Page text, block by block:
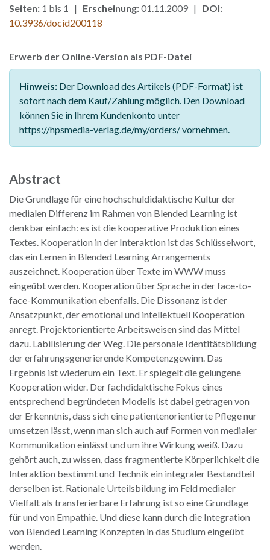
Seiten: 1 bis 1 | Erscheinung:01.11.2009 | DOI:
10.3936/docid200118
Erwerb der Online-Version als PDF-Datei
Hinweis: Der Download des Artikels (PDF-Format) ist
sofort nach dem Kauf/Zahlung möglich. Den Download
können Sie in Ihrem Kundenkonto unter
https://hpsmedia-verlag.de/my/orders/ vornehmen.
Abstract
Die Grundlage für eine hochschuldidaktische Kultur der
medialen Differenz im Rahmen von Blended Learning ist
denkbar einfach: es ist die kooperative Produktion eines
Textes. Kooperation in der Interaktion ist das Schlüsselwort,
das ein Lernen in Blended Learning Arrangements
auszeichnet. Kooperation über Texte im WWW muss
eingeübt werden. Kooperation über Sprache in der face-to-
face-Kommunikation ebenfalls. Die Dissonanz ist der
Ansatzpunkt, der emotional und intellektuell Kooperation
anregt. Projektorientierte Arbeitsweisen sind das Mittel
dazu. Labilisierung der Weg. Die personale Identitätsbildung
der erfahrungsgenerierende Kompetenzgewinn. Das
Ergebnis ist wiederum ein Text. Er spiegelt die gelungene
Kooperation wider. Der fachdidaktische Fokus eines
entsprechend begründeten Modells ist dabei getragen von
der Erkenntnis, dass sich eine patientenorientierte Pflege nur
umsetzen lässt, wenn man sich auch auf Formen von medialer
Kommunikation einlässt und um ihre Wirkung weiß. Dazu
gehört auch, zu wissen, dass fragmentierte Körperlichkeit die
Interaktion bestimmt und Technik ein integraler Bestandteil
derselben ist. Rationale Urteilsbildung im Feld medialer
Vielfalt als transferierbare Erfahrung ist so eine Grundlage
für und von Empathie. Und diese kann durch die Integration
von Blended Learning Konzepten in das Studium eingeübt
werden.